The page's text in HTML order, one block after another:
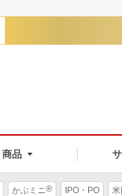
商品
かぶミニ® IPO・PO